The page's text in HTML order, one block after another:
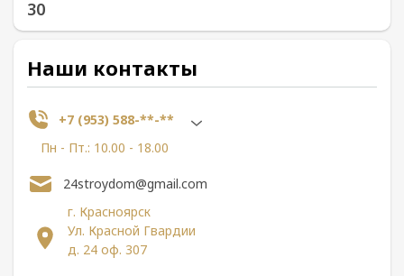
30
Наши контакты
+7 (953) 588-**-**
Пн - Пт.: 10.00 - 18.00
г. Красноярск
Ул. Красной Гвардии
д. 24 оф. 307
24stroydom@gmail.com